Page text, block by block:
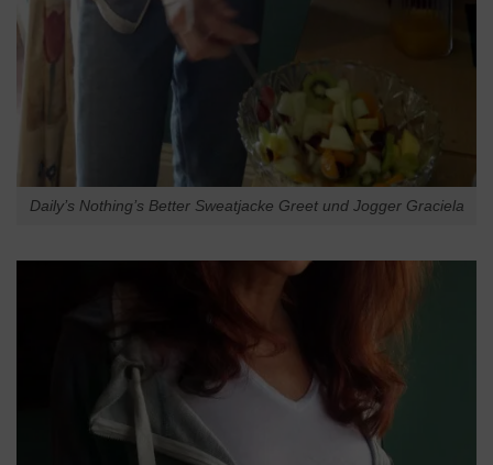
Daily’s Nothing’s Better Sweatjacke Greet und Jogger Graciela